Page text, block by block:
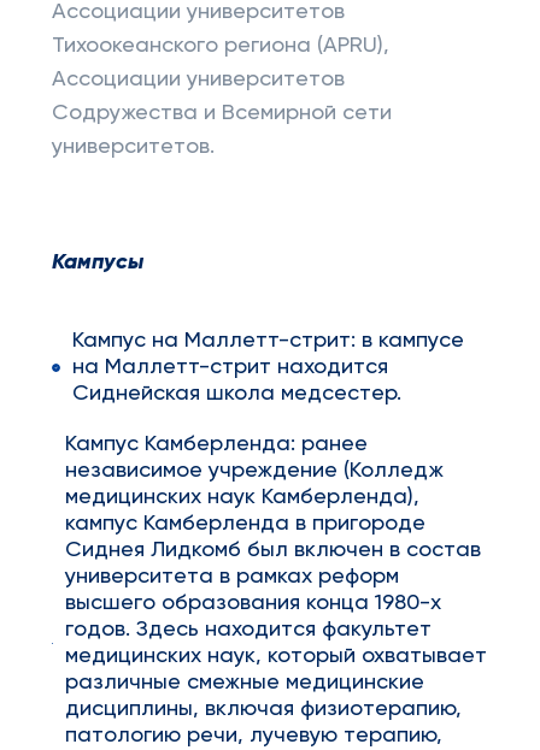
Ассоциации университетов
Тихоокеанского региона (APRU),
Ассоциации университетов
Содружества и Всемирной сети
университетов.
Кампусы
Кампус на Маллетт-стрит: в кампусе
на Маллетт-стрит находится
Сиднейская школа медсестер.
Кампус Камберленда: ранее
независимое учреждение (Колледж
медицинских наук Камберленда),
кампус Камберленда в пригороде
Сиднея Лидкомб был включен в состав
университета в рамках реформ
высшего образования конца 1980-х
годов. Здесь находится факультет
медицинских наук, который охватывает
различные смежные медицинские
дисциплины, включая физиотерапию,
патологию речи, лучевую терапию,